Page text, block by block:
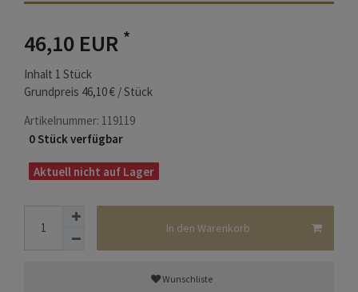
46,10 EUR *
Inhalt 1 Stück
Grundpreis 46,10 € / Stück
Artikelnummer: 119119
0 Stück verfügbar
Aktuell nicht auf Lager
In den Warenkorb
Wunschliste